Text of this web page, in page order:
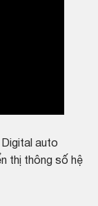
Digital auto
thị thông số hệ